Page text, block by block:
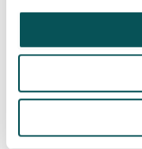
Vilka städer
Kan man